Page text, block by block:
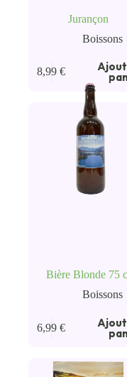
Jurançon
Boissons
8,99€
Bière Blonde 75
Boissons
6,99€